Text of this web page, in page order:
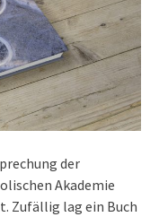
der
Akademie
Zufällig lag ein Buch